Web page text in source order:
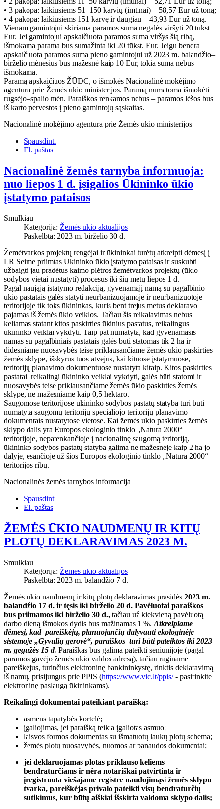
• 3 pakopa: laikiusiems 51–150 karvių (imtinai) – 58,57 Eur už toną;
• 4 pakopa: laikiusiems 151 karvę ir daugiau – 43,93 Eur už toną.
Vienam gamintojui skiriama paramos suma negalės viršyti 20 tūkst.
Eur. Jei gamintojui apskaičiuota paramos suma viršys šią ribą,
išmokama parama bus sumažinta iki 20 tūkst. Eur. Jeigu bendra
apskaičiuota paramos suma pieno gamintojui už 2023 m. balandžio–
birželio mėnesius bus mažesnė kaip 10 Eur, tokia suma nebus
išmokama.
Paramą apskaičiuos ŽŪDC, o išmokės Nacionalinė mokėjimo
agentūra prie Žemės ūkio ministerijos. Paramą numatoma išmokėti
rugsėjo–spalio mėn. Paraiškos renkamos nebus – paramos lėšos bus
iš karto pervestos į pieno gamintojų sąskaitas.
Nacionalinė mokėjimo agentūra prie Žemės ūkio ministerijos.
Spausdinti
El. paštas
Nacionalinė žemės tarnyba informuoja:
nuo liepos 1 d. įsigalios Ūkininko ūkio
įstatymo pataisos
Smulkiau
Kategorija: Žemės ūkio aktualijos
Paskelbta: 2023 m. birželio 30 d.
Žemėtvarkos projektų rengėjai ir ūkininkai turėtų atkreipti dėmesį į
LR Seime priimtas Ūkininko ūkio įstatymo pataisas ir suskubti
užbaigti jau pradėtus kaimo plėtros žemėtvarkos projektų (ūkio
sodybos vietai nustatyti) procesus iki šių metų liepos 1 d.
Pagal naująją įstatymo redakciją, gyvenamąjį namą su pagalbinio
ūkio pastatais galės statyti neurbanizuojamoje ir neurbanizuotoje
teritorijoje tik toks ūkininkas, kuris bent trejus metus deklaravo
pajamas iš žemės ūkio veiklos. Tačiau šis reikalavimas nebus
keliamas statant kitos paskirties ūkinius pastatus, reikalingus
ūkininko veiklai vykdyti. Taip pat numatyta, kad gyvenamasis
namas su pagalbiniais pastatais galės būti statomas tik 2 ha ir
didesniame nuosavybės teise priklausančiame žemės ūkio paskirties
žemės sklype, išskyrus tuos atvejus, kai kituose įstatymuose,
teritorijų planavimo dokumentuose nustatyta kitaip. Kitos paskirties
pastatai, reikalingi ūkininko veiklai vykdyti, galės būti statomi ir
nuosavybės teise priklausančiame žemės ūkio paskirties žemės
sklype, ne mažesniame kaip 0,5 hektaro.
Saugomose teritorijose ūkininko sodybos pastatų statyba turi būti
numatyta saugomų teritorijų specialiojo teritorijų planavimo
dokumentais nustatytose vietose. Kai žemės ūkio paskirties žemės
sklypo dalis yra Europos ekologinio tinklo „Natura 2000“
teritorijoje, nepatenkančioje į nacionalinę saugomą teritoriją,
ūkininko sodybos pastatų statyba galima ne mažesnėje kaip 2 ha jo
dalyje, esančioje už šios Europos ekologinio tinklo „Natura 2000“
teritorijos ribų.
Nacionalinės žemės tarnybos informacija
Spausdinti
El. paštas
ŽEMĖS ŪKIO NAUDMENŲ IR KITŲ
PLOTŲ DEKLARAVIMAS 2023 M.
Smulkiau
Kategorija: Žemės ūkio aktualijos
Paskelbta: 2023 m. balandžio 7 d.
Žemės ūkio naudmenų ir kitų plotų deklaravimas prasidės 2023 m.
balandžio 17 d. ir tęsis iki birželio 20 d. Pavėluotai paraiškos
bus priimamos iki birželio 30 d., tačiau už kiekvieną pavėluotą
darbo dieną išmokos dydis bus mažinamas 1 %. Atkreipiame
dėmesį, kad pareiškėjų, planuojančių dalyvauti ekologinėje
sistemoje „Gyvulių gerovė“, paraiškos turi būti pateiktos iki 2023
m. gegužės 15 d. Paraiškas bus galima pateikti seniūnijoje (pagal
paramos gavėjo žemės ūkio valdos adresą), tačiau raginame
pareiškėjus, turinčius elektroninę bankininkystę, rinktis deklaravimą
iš namų, prisijungus prie PPIS (https://www.vic.lt/ppis/- pasirinkite
elektroninę paslaugą ūkininkams).
Reikalingi dokumentai pateikiant paraišką:
asmens tapatybės kortelė;
įgaliojimas, jei paraišką teikia įgaliotas asmuo;
laisvos formos dokumentas su išmatuotų laukų plotų schema;
žemės plotų nuosavybės, nuomos ar panaudos dokumentai;
jei deklaruojamas plotas priklauso keliems
bendraturčiams ir nėra notariškai patvirtinta ir
įregistruota viešajame registre naudojimąsi žemės sklypu
tvarka, pareiškėjas privalo pateikti visų bendraturčių
sutikimus, kur būtų aiškiai išskirta valdoma sklypo dalis;